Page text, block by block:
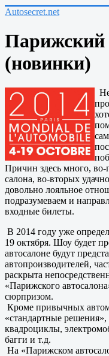
Autosecret.net
Парижский
(новинки)
Причин здесь много, во-
салона, во-вторых
довольно лояльное
подразумеваем и
входные билеты.
В 2014 году уже
19 октября. Шоу будет
автосалоне будут
автопроизводителей,
раскрыта
«Парижского
сюрпризом.
Кроме привычных
«стандартные
квадроциклы,
багги и т.д.
На «Парижском